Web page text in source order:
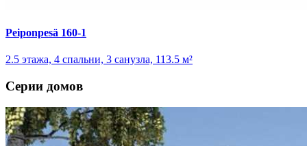
Peiponpesä 160-1
2.5 этажа, 4 спальни, 3 санузла, 113.5 м²
Серии домов